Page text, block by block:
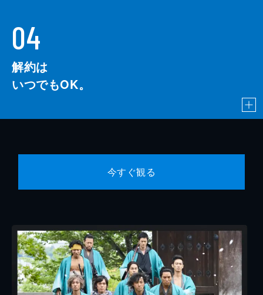
04
解約は
いつでもOK。
今すぐ観る